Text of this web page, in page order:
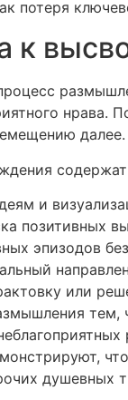
потеря
к
нрава.
далее.
и
позитивных
эпизодов
или
душевных